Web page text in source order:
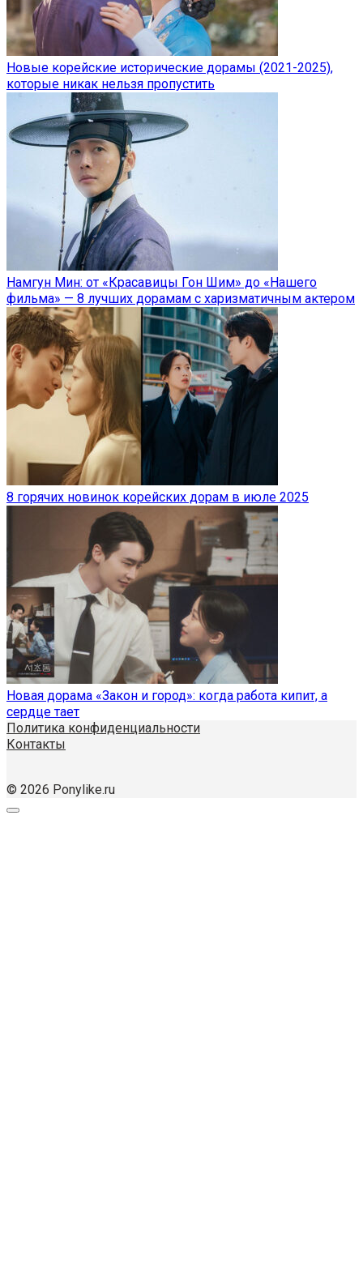
Новые корейские исторические дорамы (2021-2025),
которые никак нельзя пропустить
Намгун Мин: от «Красавицы Гон Шим» до «Нашего
фильма» — 8 лучших дорамам с харизматичным актером
8 горячих новинок корейских дорам в июле 2025
Новая дорама «Закон и город»: когда работа кипит, а
сердце тает
Политика конфиденциальности
Контакты
© 2026 Ponylike.ru